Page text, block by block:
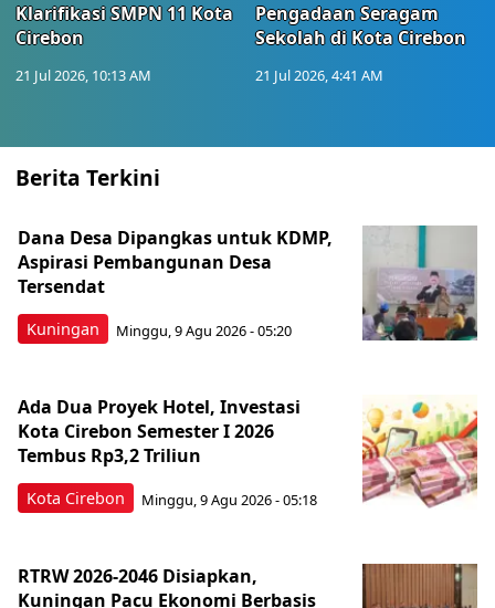
Klarifikasi SMPN 11 Kota
Cirebon
21 Jul 2026, 10:13 AM
Pengadaan Seragam
Sekolah di Kota Cirebon
21 Jul 2026, 4:41 AM
Berita Terkini
Kuningan
Dana Desa Dipangkas untuk KDMP,
Aspirasi Pembangunan Desa
Tersendat
Minggu, 9 Agu 2026 - 05:20
Kota Cirebon
Ada Dua Proyek Hotel, Investasi
Kota Cirebon Semester I 2026
Tembus Rp3,2 Triliun
Minggu, 9 Agu 2026 - 05:18
RTRW 2026-2046 Disiapkan,
Kuningan Pacu Ekonomi Berbasis